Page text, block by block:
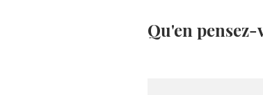
Qu'en pensez-